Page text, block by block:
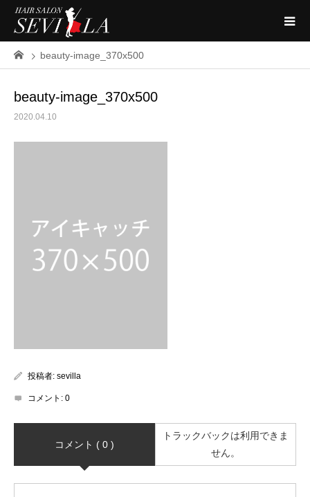
beauty-image_370x500
beauty-image_370x500
2020.04.10
投稿者: sevilla
コメント: 0
コメント ( 0 )
トラックバックは利用できま
せん。